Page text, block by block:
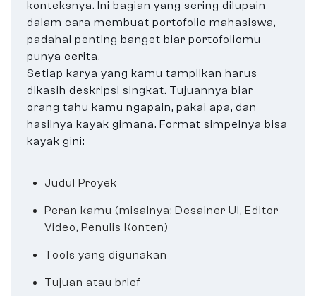
konteksnya. Ini bagian yang sering dilupain
dalam cara membuat portofolio mahasiswa,
padahal penting banget biar portofoliomu
punya cerita.
Setiap karya yang kamu tampilkan harus
dikasih deskripsi singkat. Tujuannya biar
orang tahu kamu ngapain, pakai apa, dan
hasilnya kayak gimana. Format simpelnya bisa
kayak gini:
Judul Proyek
Peran kamu (misalnya: Desainer UI, Editor
Video, Penulis Konten)
Tools yang digunakan
Tujuan atau brief